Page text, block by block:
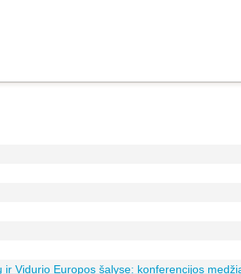
Vidurio Europos šalyse: konferencijos